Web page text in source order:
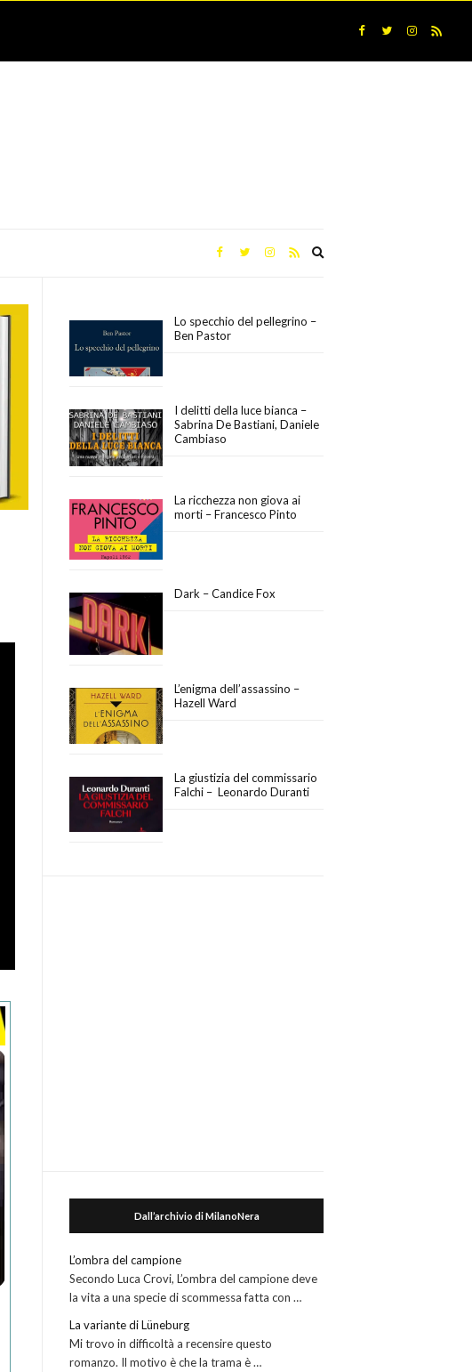
Lo specchio del pellegrino –
Ben Pastor
I delitti della luce bianca –
Sabrina De Bastiani, Daniele
Cambiaso
La ricchezza non giova ai
morti – Francesco Pinto
Dark – Candice Fox
L’enigma dell’assassino –
Hazell Ward
La giustizia del commissario
Falchi – Leonardo Duranti
Dall’archivio di MilanoNera
L’ombra del campione
Secondo Luca Crovi, L’ombra del campione deve
la vita a una specie di scommessa fatta con …
La variante di Lüneburg
Mi trovo in difficoltà a recensire questo
romanzo. Il motivo è che la trama è …